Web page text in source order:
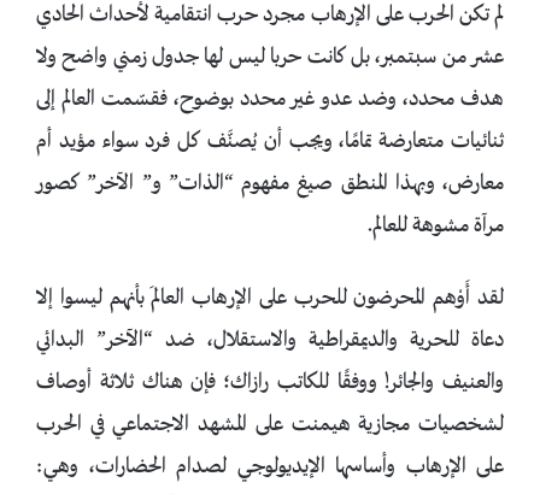
لم تكن الحرب على الإرهاب مجرد حرب انتقامية لأحداث الحادي
عشر من سبتمبر، بل كانت حربا ليس لها جدول زمني واضح ولا
هدف محدد، وضد عدو غير محدد بوضوح، فقسّمت العالم إلى
ثنائيات متعارضة تمامًا، ويجب أن يُصنَّف كل فرد سواء مؤيد أم
معارض، وبهذا المنطق صيغ مفهوم “الذات” و” الآخر” كصور
مرآة مشوهة للعالم.
لقد أَوْهم المحرضون للحرب على الإرهاب العالمَ بأنهم ليسوا إلا
دعاة للحرية والديمقراطية والاستقلال، ضد “الآخر” البدائي
والعنيف والجائر! ووفقًا للكاتب رازاك؛ فإن هناك ثلاثة أوصاف
لشخصيات مجازية هيمنت على المشهد الاجتماعي في الحرب
على الإرهاب وأساسها الإيديولوجي لصدام الحضارات، وهي: